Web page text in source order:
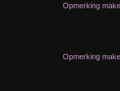
Opmerking
Opmerking